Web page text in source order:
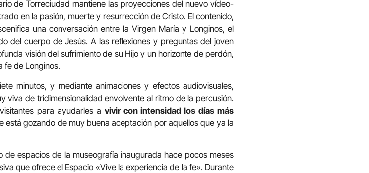
de Torreciudad mantiene las proyecciones del nuevo vídeo-
en la pasión, muerte y resurrección de Cristo. El contenido,
una conversación entre la Virgen María y Longinos, el
del cuerpo de Jesús. A las reflexiones y preguntas del joven
visión del sufrimiento de su Hijo y un horizonte de perdón,
fe de Longinos.
minutos, y mediante animaciones y efectos audiovisuales,
viva de tridimensionalidad envolvente al ritmo de la percusión.
para ayudarles a vivir con intensidad los días más
está gozando de muy buena aceptación por aquellos que ya la
espacios de la museografía inaugurada hace pocos meses
que ofrece el Espacio «Vive la experiencia de la fe». Durante